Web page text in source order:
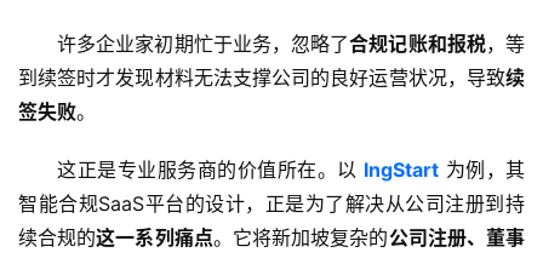
许多企业家初期忙于业务，忽略了合规记账和报税，等
到续签时才发现材料无法支撑公司的良好运营状况，导致续
签失败。
这正是专业服务商的价值所在。以 IngStart 为例，其
智能合规SaaS平台的设计，正是为了解决从公司注册到持
续合规的这一系列痛点。它将新加坡复杂的公司注册、董事